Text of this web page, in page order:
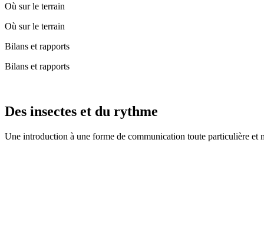
Où sur le terrain
Où sur le terrain
Bilans et rapports
Bilans et rapports
Des insectes et du rythme
Une introduction à une forme de communication toute particulière et